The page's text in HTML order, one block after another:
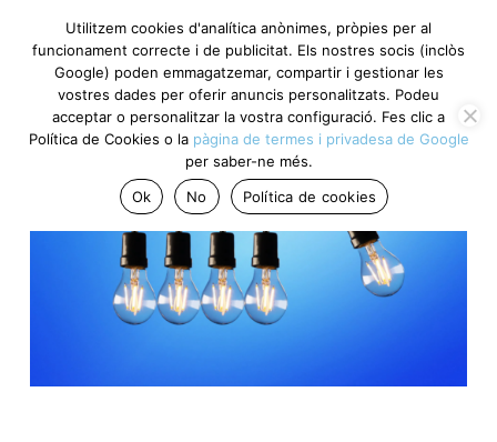
Utilitzem cookies d'analítica anònimes, pròpies per al
funcionament correcte i de publicitat. Els nostres socis (inclòs
Google) poden emmagatzemar, compartir i gestionar les
vostres dades per oferir anuncis personalitzats. Podeu
acceptar o personalitzar la vostra configuració. Fes clic a
Política de Cookies o la pàgina de termes i privadesa de Google
per saber-ne més.
Ok
No Política de cookies